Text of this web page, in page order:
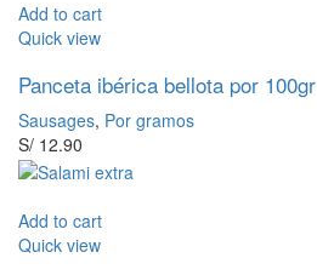
Add to cart
Quick view
Panceta ibérica bellota por 100gr
Sausages, Por gramos
S/ 12.90
Add to cart
Quick view